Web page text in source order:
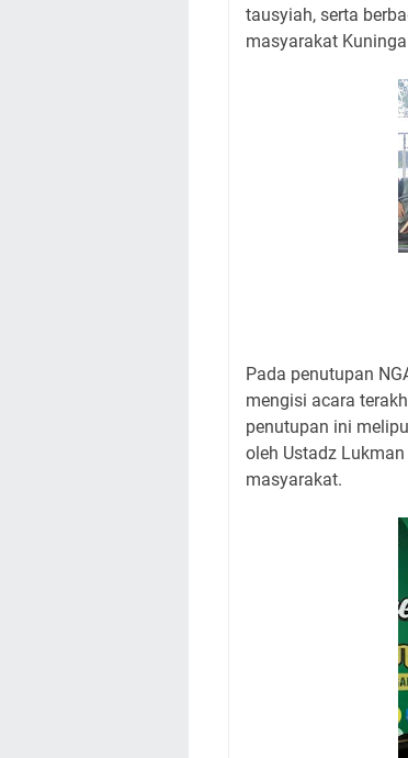
tausyiah, serta
masyarakat
Pada penutupan
mengisi acara
penutupan ini
oleh Ustadz
masyarakat.